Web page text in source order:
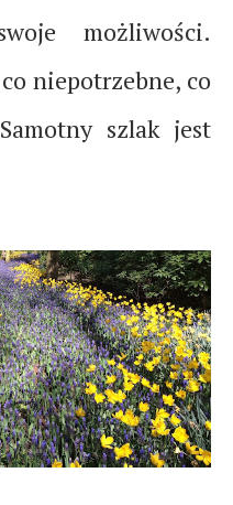
możliwości.
niepotrzebne, co
szlak jest